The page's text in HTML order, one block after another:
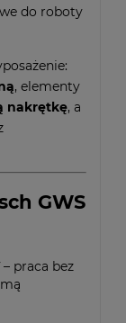
do roboty
, elementy
nakrętkę, a
GWS
– praca bez